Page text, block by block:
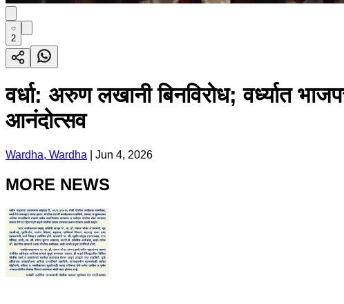
2
वर्धा: अरुण लखानी बिनविरोध; वर्ध्यात
आनंदोत्सव
Wardha, Wardha Jun 4, 2026
MORE NEWS